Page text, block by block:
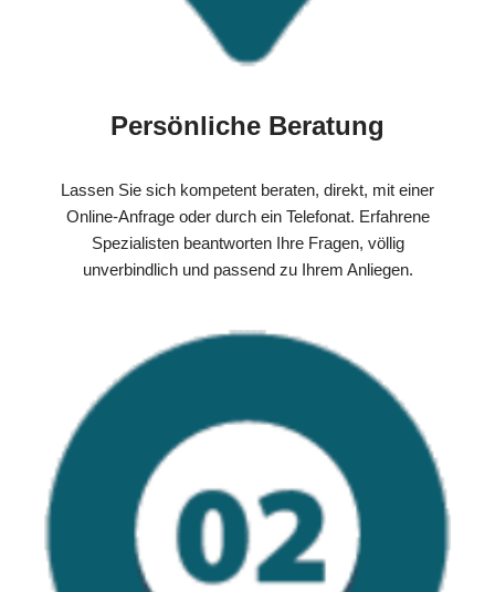
Persönliche Beratung
Lassen Sie sich kompetent beraten, direkt, mit einer
Online-Anfrage oder durch ein Telefonat. Erfahrene
Spezialisten beantworten Ihre Fragen, völlig
unverbindlich und passend zu Ihrem Anliegen.